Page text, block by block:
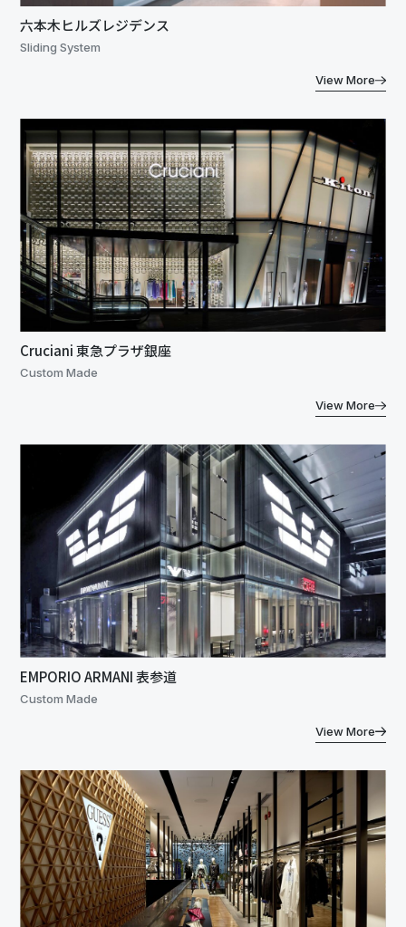
六本木ヒルズレジデンス
Sliding System
View More
Cruciani 東急プラザ銀座
Custom Made
View More
EMPORIO ARMANI 表参道
Custom Made
View More